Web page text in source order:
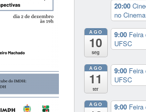
20:00
no
AGO
10
seg
9:00 Feira
UFSC
AGO
11
ter
9:00 Feira
UFSC
AGO 9:00 Feira